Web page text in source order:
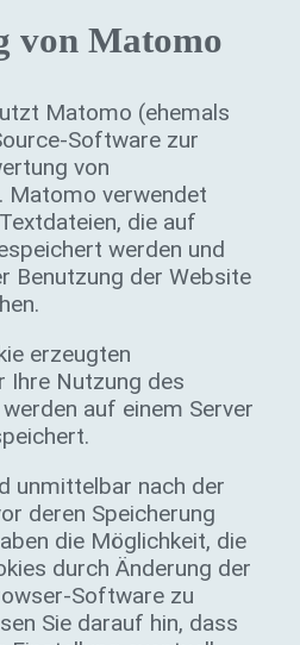
von Matomo
Matomo (ehemals
Software zur
von
Matomo verwendet
die auf
werden und
Benutzung der Website
erzeugten
Ihre Nutzung des
auf einem Server
unmittelbar nach der
deren Speicherung
die Möglichkeit, die
durch Änderung der
Software zu
Sie darauf hin, dass